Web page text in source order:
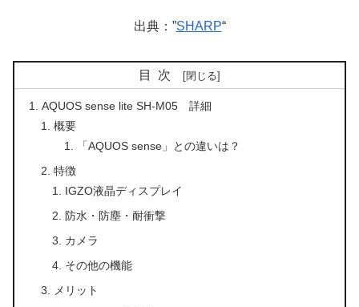
出典：”SHARP“
目次
AQUOS sense lite SH-M05 詳細
概要
「AQUOS sense」との違いは？
特徴
IGZO液晶ディスプレイ
防水・防塵・耐衝撃
カメラ
その他の機能
メリット